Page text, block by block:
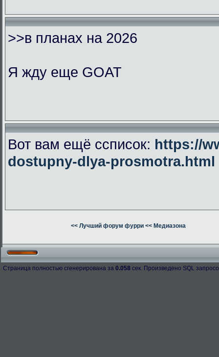
>>в планах на 2026
Я жду еще GOAT
Вот вам ещё ссписок: https://
dostupny-dlya-prosmotra.html
<< Лучший форум фурри << Медиазона
Страница полностью сгенерирована за 0.058 сек. Произведено SQL